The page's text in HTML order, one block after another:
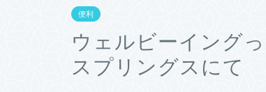
便利
ウェルビーイング
スプリングスにて